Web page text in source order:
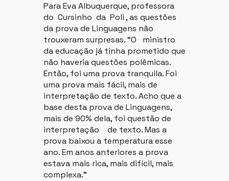
Para Eva Albuquerque, professora
do Cursinho da Poli , as questões
da prova de Linguagens não
trouxeram surpresas. “O ministro
da educação já tinha prometido que
não haveria questões polêmicas.
Então, foi uma prova tranquila. Foi
uma prova mais fácil, mais de
interpretação de texto. Acho que a
base desta prova de Linguagens,
mais de 90% dela, foi questão de
interpretação de texto. Mas a
prova baixou a temperatura esse
ano. Em anos anteriores a prova
estava mais rica, mais difícil, mais
complexa.”